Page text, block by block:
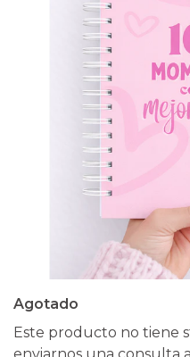
Agotado
Este producto no tiene